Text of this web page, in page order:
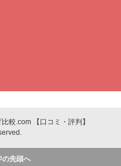
較.com 【口コミ・評判】
の先頭へ